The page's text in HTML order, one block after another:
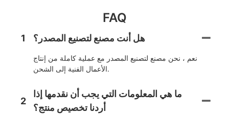
FAQ
1 هل أنت مصنع لتصنيع المصدر؟
نعم ، نحن مصنع لتصنيع المصدر مع عملية كاملة من إنتاج
الأعمال الفنية إلى الشحن.
2
ما هي المعلومات التي يجب أن نقدمها إذا
أردنا تخصيص منتج؟